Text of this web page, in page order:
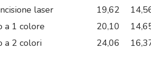
laser
19,62
a 1 colore
20,10
a 2 colori
24,06